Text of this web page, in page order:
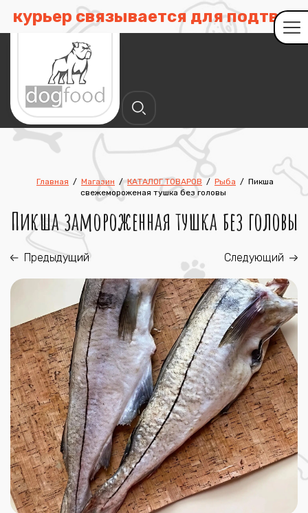
связывается для
Главная / Магазин / КАТАЛОГ ТОВАРОВ / Рыба / Пикша
свежемороженая тушка без головы
Пикша замороженная тушка без головы
Предыдущий Следующий